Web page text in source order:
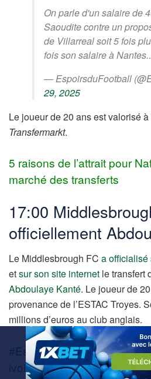
On parle d'un salaire de
Saoudite contre un
de Villarreal soit 5 fois
fois son salaire à
— EspoirsduFootball
29, 2025
Le joueur de 20 ans est valorisé
Transfermarkt.
5 raisons de l’attrait pour
marché des transferts
17:00
officiellement
Le Middlesbrough FC a officialisé
etsur son site internet le transfert
Abdoulaye Kanté. Le joueur de
provenance de l’ESTAC Troyes.
millions d’euros au club anglais.
#EspoirsAfrique : Top 5
ivoiriens selon Olivier Kapo